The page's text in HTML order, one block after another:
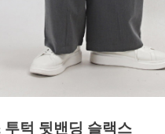
투턱 뒷밴딩 슬랙스